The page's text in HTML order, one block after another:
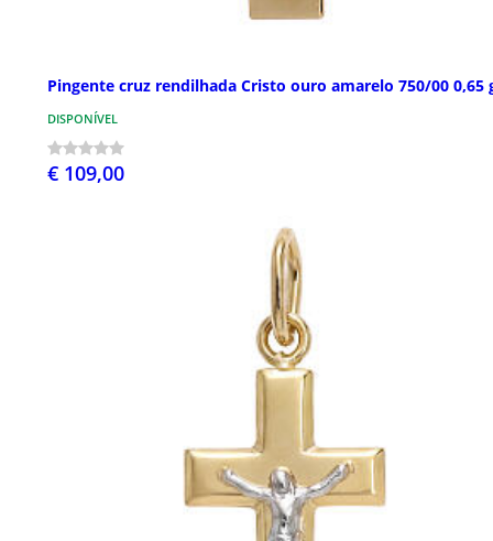
Pingente cruz rendilhada Cristo ouro amarelo 750/00 0,65
DISPONÍVEL
€ 109,00